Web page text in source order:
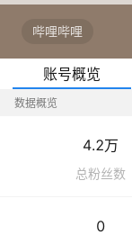
哔哩哔哩
账号概览
数据概览
4.2万
总粉丝数
0